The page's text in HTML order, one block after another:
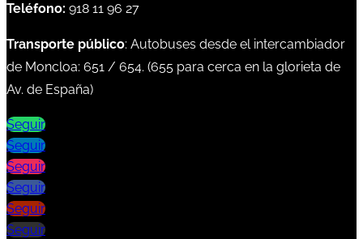
Teléfono: 918 11 96 27
Transporte público: Autobuses desde el intercambiador
de Moncloa: 651 / 654. (655 para cerca en la glorieta de
Av. de España)
Seguir
Seguir
Seguir
Seguir
Seguir
Seguir